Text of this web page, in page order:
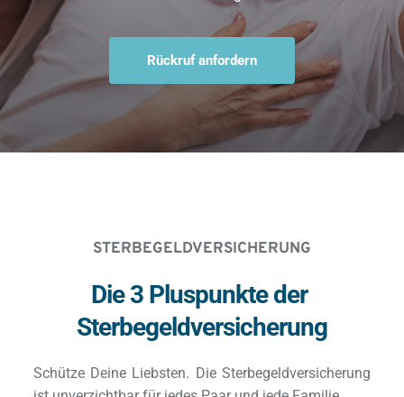
Rückruf anfordern
STERBEGELDVERSICHERUNG
Die 3 Pluspunkte der
Sterbegeldversicherung
Schütze Deine Liebsten. Die Sterbegeldversicherung